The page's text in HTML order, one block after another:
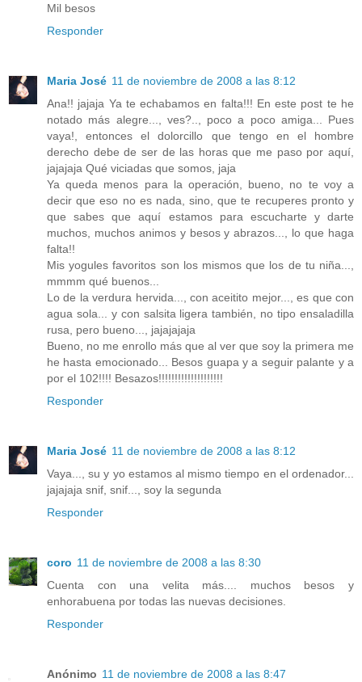
Mil besos
Responder
Maria José 11 de noviembre de 2008 a las 8:12
Ana!! jajaja Ya te echabamos en falta!!! En este post te he
notado más alegre..., ves?.., poco a poco amiga... Pues
vaya!, entonces el dolorcillo que tengo en el hombre
derecho debe de ser de las horas que me paso por aquí,
jajajaja Qué viciadas que somos, jaja
Ya queda menos para la operación, bueno, no te voy a
decir que eso no es nada, sino, que te recuperes pronto y
que sabes que aquí estamos para escucharte y darte
muchos, muchos animos y besos y abrazos..., lo que haga
falta!!
Mis yogules favoritos son los mismos que los de tu niña...,
mmmm qué buenos...
Lo de la verdura hervida..., con aceitito mejor..., es que con
agua sola... y con salsita ligera también, no tipo ensaladilla
rusa, pero bueno..., jajajajaja
Bueno, no me enrollo más que al ver que soy la primera me
he hasta emocionado... Besos guapa y a seguir palante y a
por el 102!!!! Besazos!!!!!!!!!!!!!!!!!!!!
Responder
Maria José 11 de noviembre de 2008 a las 8:12
Vaya..., su y yo estamos al mismo tiempo en el ordenador...
jajajaja snif, snif..., soy la segunda
Responder
coro 11 de noviembre de 2008 a las 8:30
Cuenta con una velita más.... muchos besos y
enhorabuena por todas las nuevas decisiones.
Responder
Anónimo 11 de noviembre de 2008 a las 8:47